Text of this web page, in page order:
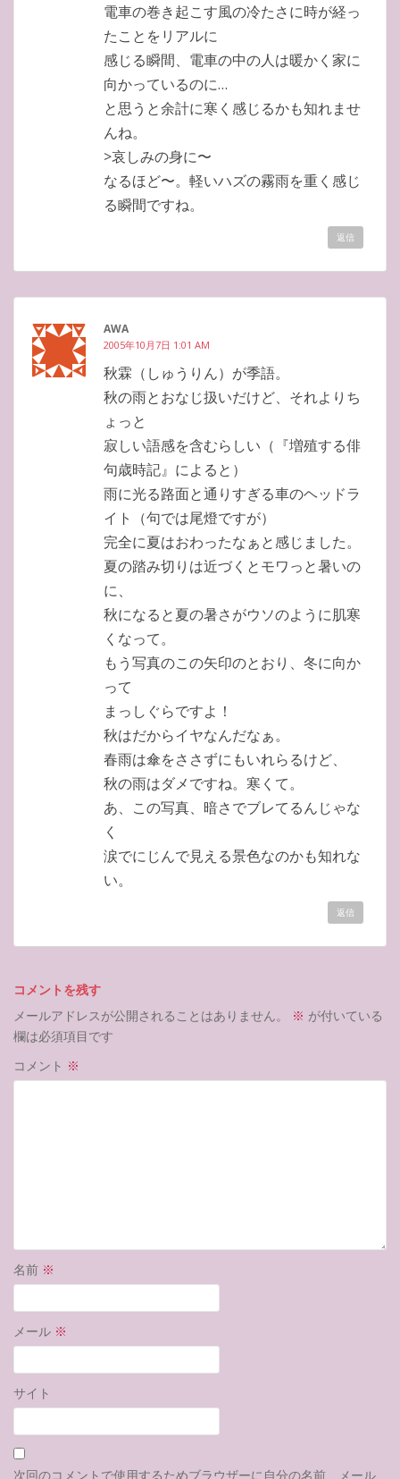
電車の巻き起こす風の冷たさに時が経っ
たことをリアルに
感じる瞬間、電車の中の人は暖かく家に
向かっているのに…
と思うと余計に寒く感じるかも知れませ
んね。
>哀しみの身に〜
なるほど〜。軽いハズの霧雨を重く感じ
る瞬間ですね。
返信
AWA
2005年10月7日 1:01 AM
秋霖（しゅうりん）が季語。
秋の雨とおなじ扱いだけど、それよりち
ょっと
寂しい語感を含むらしい（『増殖する俳
句歳時記』によると）
雨に光る路面と通りすぎる車のヘッドラ
イト（句では尾燈ですが）
完全に夏はおわったなぁと感じました。
夏の踏み切りは近づくとモワっと暑いの
に、
秋になると夏の暑さがウソのように肌寒
くなって。
もう写真のこの矢印のとおり、冬に向か
って
まっしぐらですよ！
秋はだからイヤなんだなぁ。
春雨は傘をささずにもいれらるけど、
秋の雨はダメですね。寒くて。
あ、この写真、暗さでブレてるんじゃな
く
涙でにじんで見える景色なのかも知れな
い。
返信
コメントを残す
メールアドレスが公開されることはありません。
※ が付いている
欄は必須項目です
コメント ※
名前 ※
メール ※
サイト
次回のコメントで使用するためブラウザーに自分の名前、メール